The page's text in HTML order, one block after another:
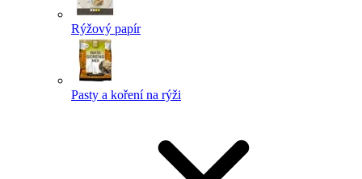
Rýžový papír
Pasty a koření na rýži